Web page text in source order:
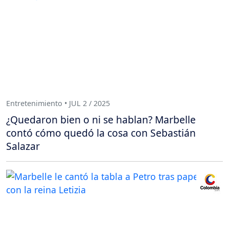
Entretenimiento • JUL 2 / 2025
¿Quedaron bien o ni se hablan? Marbelle
contó cómo quedó la cosa con Sebastián
Salazar